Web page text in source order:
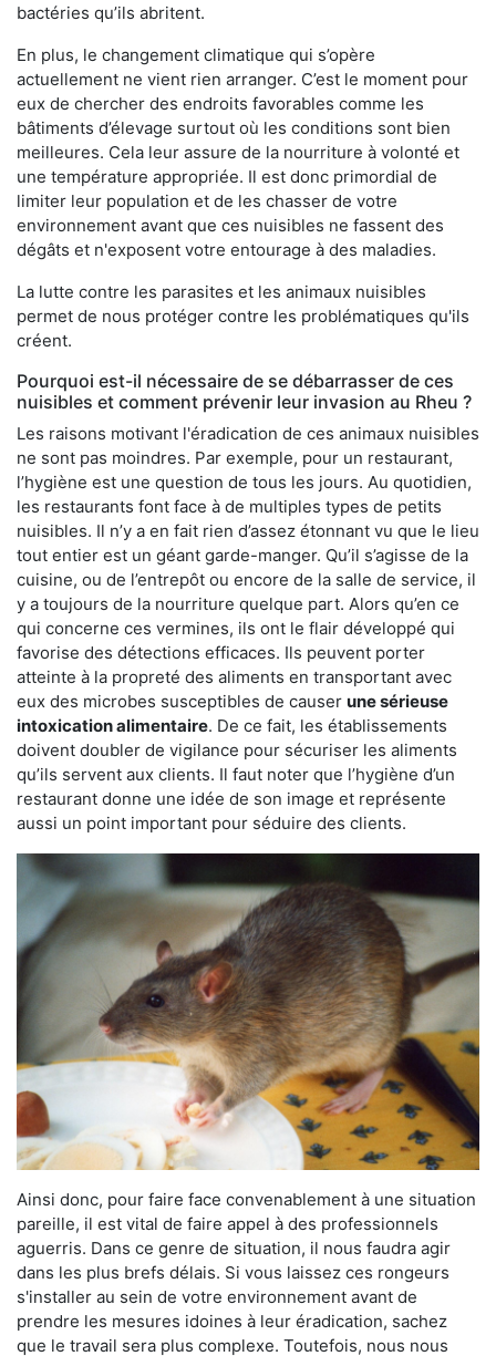
bactéries qu’ils abritent.
En plus, le changement climatique qui s’opère
actuellement ne vient rien arranger. C’est le moment pour
eux de chercher des endroits favorables comme les
bâtiments d’élevage surtout où les conditions sont bien
meilleures. Cela leur assure de la nourriture à volonté et
une température appropriée. Il est donc primordial de
limiter leur population et de les chasser de votre
environnement avant que ces nuisibles ne fassent des
dégâts et n'exposent votre entourage à des maladies.
La lutte contre les parasites et les animaux nuisibles
permet de nous protéger contre les problématiques qu'ils
créent.
Pourquoi est-il nécessaire de se débarrasser de ces
nuisibles et comment prévenir leur invasion au Rheu ?
Les raisons motivant l'éradication de ces animaux nuisibles
ne sont pas moindres. Par exemple, pour un restaurant,
l’hygiène est une question de tous les jours. Au quotidien,
les restaurants font face à de multiples types de petits
nuisibles. Il n’y a en fait rien d’assez étonnant vu que le lieu
tout entier est un géant garde-manger. Qu’il s’agisse de la
cuisine, ou de l’entrepôt ou encore de la salle de service, il
y a toujours de la nourriture quelque part. Alors qu’en ce
qui concerne ces vermines, ils ont le flair développé qui
favorise des détections efficaces. Ils peuvent porter
atteinte à la propreté des aliments en transportant avec
eux des microbes susceptibles de causer une sérieuse
intoxication alimentaire. De ce fait, les établissements
doivent doubler de vigilance pour sécuriser les aliments
qu’ils servent aux clients. Il faut noter que l’hygiène d’un
restaurant donne une idée de son image et représente
aussi un point important pour séduire des clients.
Ainsi donc, pour faire face convenablement à une situation
pareille, il est vital de faire appel à des professionnels
aguerris. Dans ce genre de situation, il nous faudra agir
dans les plus brefs délais. Si vous laissez ces rongeurs
s'installer au sein de votre environnement avant de
prendre les mesures idoines à leur éradication, sachez
que le travail sera plus complexe. Toutefois, nous nous